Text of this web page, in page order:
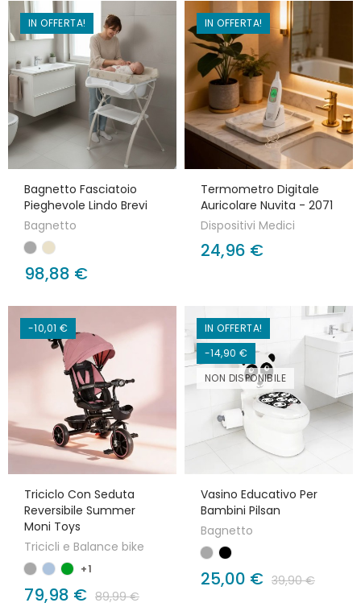
IN OFFERTA!
Bagnetto Fasciatoio
Pieghevole Lindo Brevi
Bagnetto
98,88 €
IN OFFERTA!
Termometro Digitale
Auricolare Nuvita - 2071
Dispositivi Medici
24,96 €
-10,01 €
Triciclo Con Seduta
Reversibile Summer
Moni Toys
Tricicli e Balance bike
+1
79,98 € 89,99 €
IN OFFERTA!
-14,90 €
NON DISPONIBILE
Vasino Educativo Per
Bambini Pilsan
Bagnetto
25,00 € 39,90 €